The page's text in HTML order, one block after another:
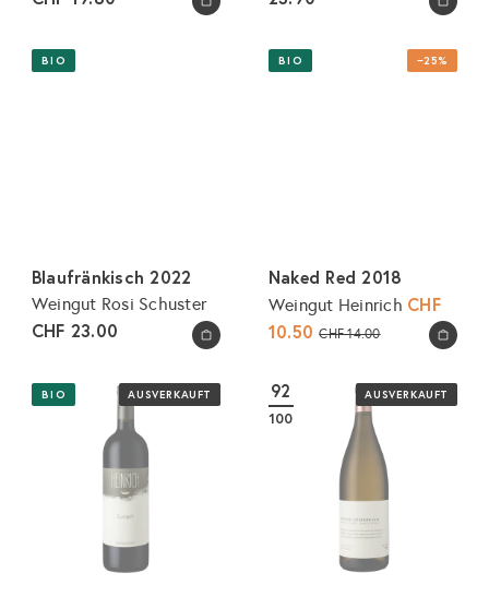
In den Warenkorb legen In den Warenkorb legen
In den Warenkorb legen
BIO
Blaufränkisch 2022
Weingut Rosi Schuster
CHF 23.00 In den Warenkorb legen
−25%
BIO
Naked Red 2018
Weingut Heinrich S
d
e
CHF
10.50N
CHF 14.00
AUSVERKAUFT
BIO AUSVERKAUFT
92
100